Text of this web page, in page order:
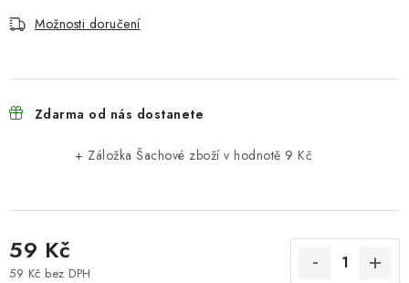
Možnosti doručení
Zdarma od nás dostanete
+ Záložka Šachové zboží v hodnotě 9 Kč
59 Kč
59 Kč bez DPH